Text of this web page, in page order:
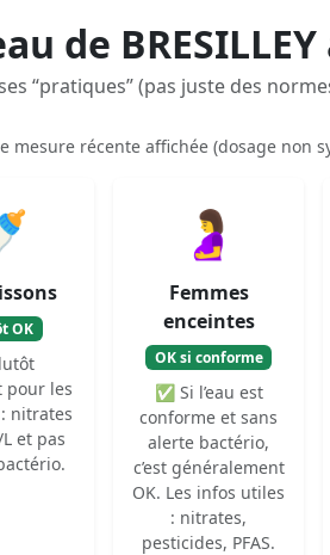
de
“pratiques” (pas juste des
mesure récente affichée (dosage non
OK
pour les
nitrates
et pas
🤰
Femmes
enceintes
OK si conforme
✅ Si l’eau est
conforme et sans
alerte bactério,
c’est généralement
OK. Les infos utiles
: nitrates,
pesticides, PFAS.